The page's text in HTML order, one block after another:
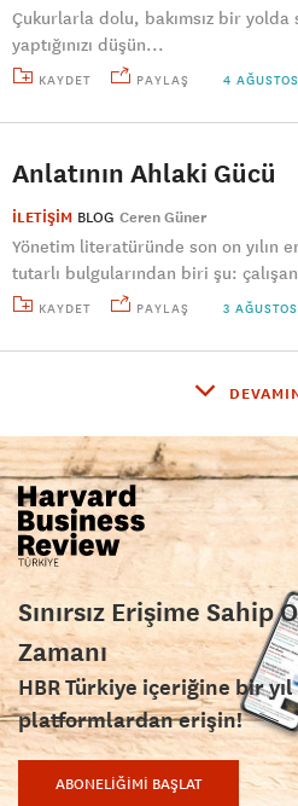
Çukurlarla dolu, bakımsız bir
yaptığınızı düşün...
KAYDET PAYLAŞ 4
Anlatının Ahlaki Gücü
İLETİŞİM BLOG Ceren Güner
Yönetim literatüründe son on yılın
tutarlı bulgularından biri şu:
KAYDET PAYLAŞ 3
Sınırsız Erişime Sahip
Zamanı
HBR Türkiye içeriğine bir
platformlardan erişin!
ABONELİĞİMİ BAŞLAT